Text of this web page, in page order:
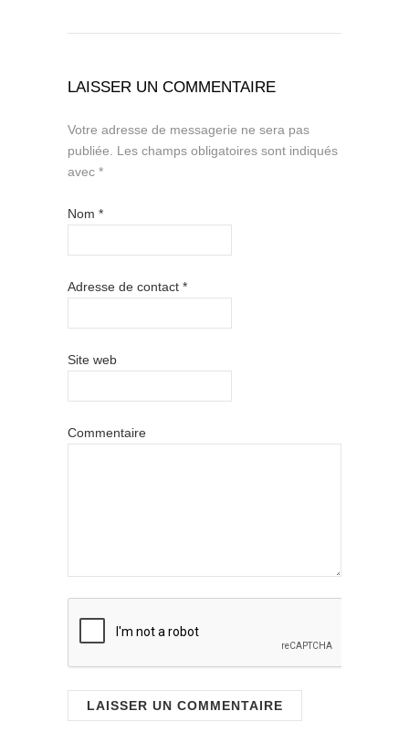
LAISSER UN COMMENTAIRE
Votre adresse de messagerie ne sera pas
publiée. Les champs obligatoires sont indiqués
avec *
Nom *
Adresse de contact *
Site web
Commentaire